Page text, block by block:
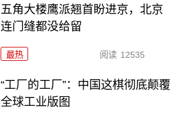
五角大楼鹰派翘首盼进京，北京
连门缝都没给留
最热 阅读 12535
“工厂的工厂”：中国这棋彻底颠覆
全球工业版图